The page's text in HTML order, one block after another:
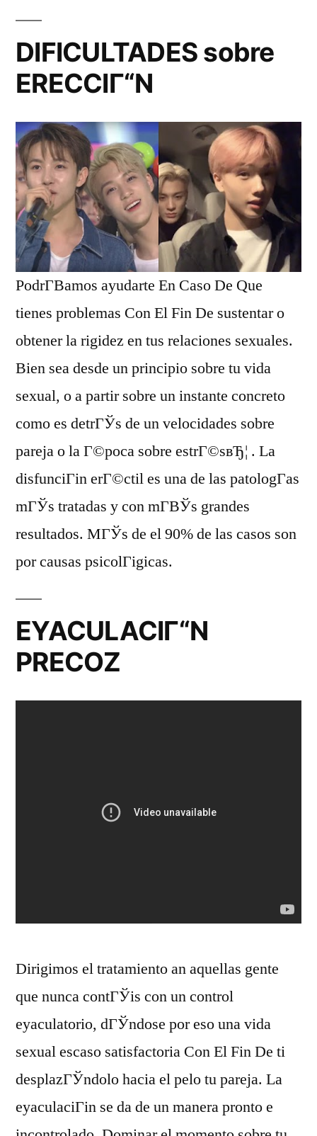
DIFICULTADES sobre
ERECCIГ“N
PodrГ­В­amos ayudarte En Caso De Que
tienes problemas Con El Fin De sustentar o
obtener la rigidez en tus relaciones sexuales.
Bien sea desde un principio sobre tu vida
sexual, o a partir sobre un instante concreto
como es detrГЎs de un velocidades sobre
pareja o la Г©poca sobre estrГ©sвЂ¦ . La
disfunciГіn erГ©ctil es una de las patologГ­as
mГЎs tratadas y con mГ­ВЎs grandes
resultados. MГЎs de el 90% de las casos son
por causas psicolГіgicas.
EYACULACIГ“N
PRECOZ
Dirigimos el tratamiento an aquellas gente
que nunca contГЎis con un control
eyaculatorio, dГЎndose por eso una vida
sexual escaso satisfactoria Con El Fin De ti
desplazГЎndolo hacia el pelo tu pareja. La
eyaculaciГіn se da de un manera pronto e